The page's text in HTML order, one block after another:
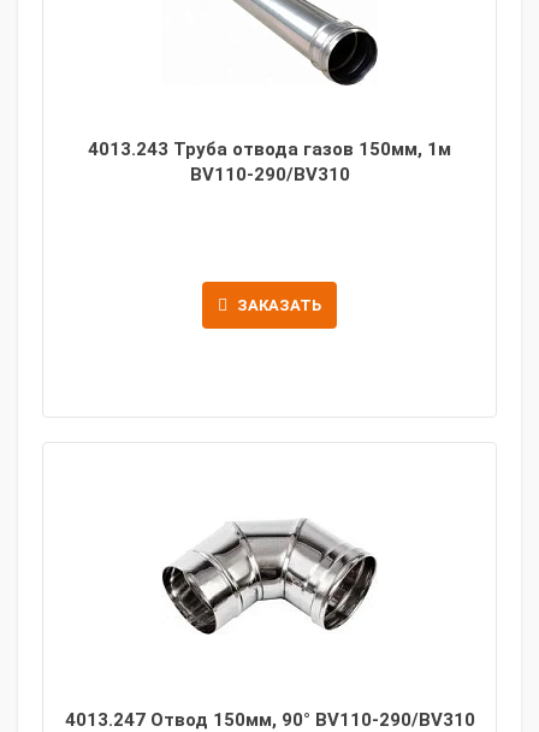
4013.243 Труба отвода газов 150мм, 1м
BV110-290/BV310
ЗАКАЗАТЬ
4013.247 Отвод 150мм, 90° BV110-290/BV310